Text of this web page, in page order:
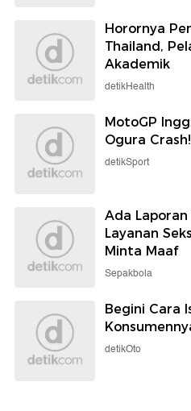
Horornya
Thailand,
Akademik
detikHealth
MotoGP
Ogura Crash!
detikSport
Ada
Layanan
Minta Maaf
Sepakbola
Begini Cara
detikOto